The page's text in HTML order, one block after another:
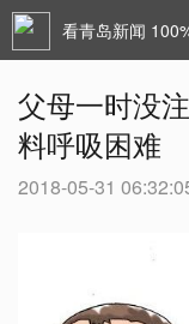
看青岛新闻
父母一时没
料呼吸困难
2018-05-31